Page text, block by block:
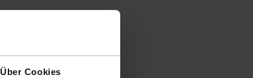
Über Cookies